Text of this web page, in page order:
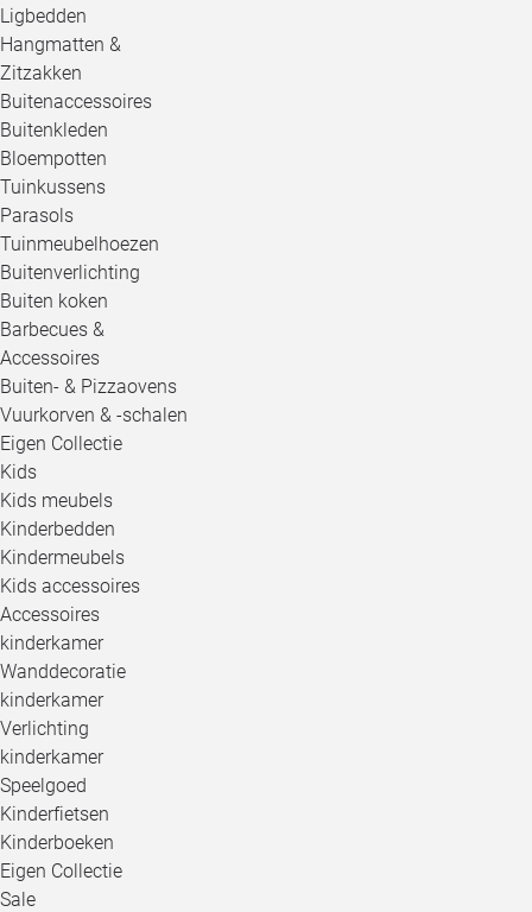
Ligbedden
Hangmatten &
Zitzakken
Buitenaccessoires
Buitenkleden
Bloempotten
Tuinkussens
Parasols
Tuinmeubelhoezen
Buitenverlichting
Buiten koken
Barbecues &
Accessoires
Buiten- & Pizzaovens
Vuurkorven & -schalen
Eigen Collectie
Kids
Kids meubels
Kinderbedden
Kindermeubels
Kids accessoires
Accessoires
kinderkamer
Wanddecoratie
kinderkamer
Verlichting
kinderkamer
Speelgoed
Kinderfietsen
Kinderboeken
Eigen Collectie
Sale